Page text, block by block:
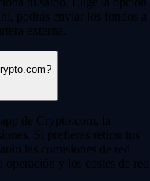
podrás enviar los fondos a
externa.
de Crypto.com, la
Si prefieres retirar tus
las comisiones de red
operación y los costes de red